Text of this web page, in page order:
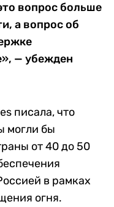
вопрос больше
а вопрос об
— убежден
писала, что
могли бы
от 40 до 50
в рамках
огня.